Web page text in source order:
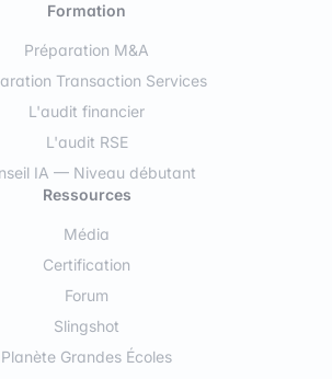
Formation
Préparation M&A
Transaction Services
L'audit financier
L'audit RSE
IA — Niveau débutant
Ressources
Média
Certification
Forum
Slingshot
Planète Grandes Écoles